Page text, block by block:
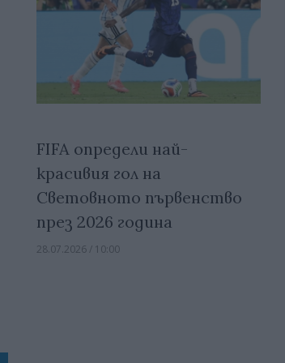
FIFA определи най-
красивия гол на
Световното първенство
през 2026 година
28.07.2026 / 10:00